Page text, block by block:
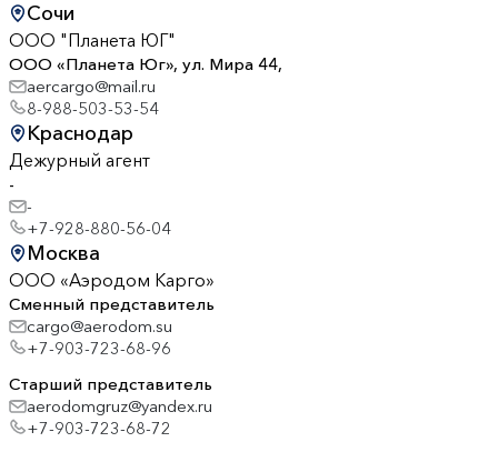
Сочи
ООО "Планета ЮГ"
ООО «Планета Юг», ул. Мира 44,
aercargo@mail.ru
8-988-503-53-54
Краснодар
Дежурный агент
-
-
+7-928-880-56-04
Москва
ООО «Аэродом Карго»
Сменный представитель
cargo@aerodom.su
+7-903-723-68-96
Старший представитель
aerodomgruz@yandex.ru
+7-903-723-68-72